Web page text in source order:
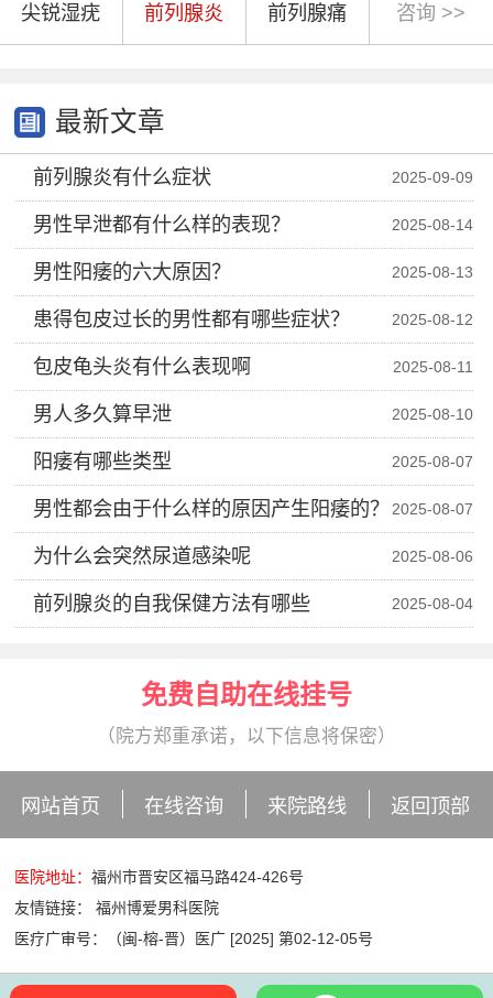
尖锐湿疣 前列腺炎 前列腺痛 咨询 >>
最新文章
前列腺炎有什么症状 2025-09-09
男性早泄都有什么样的表现？ 2025-08-14
男性阳痿的六大原因？ 2025-08-13
患得包皮过长的男性都有哪些症状？ 2025-08-12
包皮龟头炎有什么表现啊 2025-08-11
男人多久算早泄 2025-08-10
阳痿有哪些类型 2025-08-07
男性都会由于什么样的原因产生阳痿的？ 2025-08-07
为什么会突然尿道感染呢 2025-08-06
前列腺炎的自我保健方法有哪些 2025-08-04
免费自助在线挂号
（院方郑重承诺，以下信息将保密）
网站首页 在线咨询 来院路线 返回顶部
医院地址：福州市晋安区福马路424-426号
友情链接：福州博爱男科医院
医疗广审号：（闽-榕-晋）医广 [2025] 第02-12-05号